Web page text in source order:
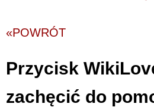
«POWRÓT
Przycisk
zachęcić do